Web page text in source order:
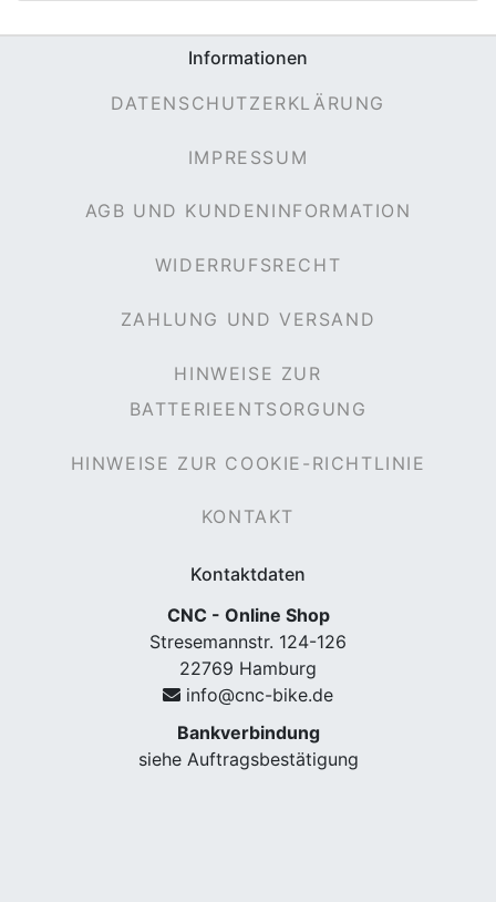
Informationen
DATENSCHUTZERKLÄRUNG
IMPRESSUM
AGB UND KUNDENINFORMATION
WIDERRUFSRECHT
ZAHLUNG UND VERSAND
HINWEISE ZUR
BATTERIEENTSORGUNG
HINWEISE ZUR COOKIE-RICHTLINIE
KONTAKT
Kontaktdaten
CNC - Online Shop
Stresemannstr. 124-126
22769 Hamburg
info@cnc-bike.de
Bankverbindung
siehe Auftragsbestätigung